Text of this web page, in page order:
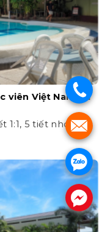
viên Việt Nam tại
1:1, 5 tiết nhóm
.
.
.
.